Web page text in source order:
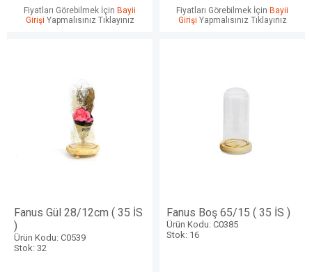
Fiyatları Görebilmek İçin Bayii
Girişi Yapmalısınız Tıklayınız
Fiyatları Görebilmek İçin Bayii
Girişi Yapmalısınız Tıklayınız
Fanus Gül 28/12cm ( 35 İS
)
Ürün Kodu: C0539
Stok: 32
Fanus Boş 65/15 ( 35 İS )
Ürün Kodu: C0385
Stok: 16